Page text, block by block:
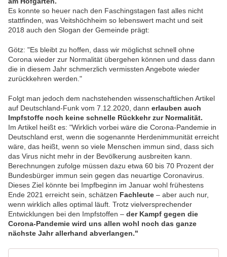
Es konnte so heuer nach den Faschingstagen fast alles nicht
stattfinden, was Veitshöchheim so lebenswert macht und seit
2018 auch den Slogan der Gemeinde prägt:
Götz: "Es bleibt zu hoffen, dass wir möglichst schnell ohne
Corona wieder zur Normalität übergehen können und dass dann
die in diesem Jahr schmerzlich vermissten Angebote wieder
zurückkehren werden."
Folgt man jedoch dem nachstehenden wissenschaftlichen Artikel
auf Deutschland-Funk vom 7.12.2020, dann erlauben auch
Impfstoffe noch keine schnelle Rückkehr zur Normalität.
Im Artikel heißt es: "Wirklich vorbei wäre die Corona-Pandemie in
Deutschland erst, wenn die sogenannte Herdenimmunität erreicht
wäre, das heißt, wenn so viele Menschen immun sind, dass sich
das Virus nicht mehr in der Bevölkerung ausbreiten kann.
Berechnungen zufolge müssen dazu etwa 60 bis 70 Prozent der
Bundesbürger immun sein gegen das neuartige Coronavirus.
Dieses Ziel könnte bei Impfbeginn im Januar wohl frühestens
Ende 2021 erreicht sein, schätzen Fachleute – aber auch nur,
wenn wirklich alles optimal läuft. Trotz vielversprechender
Entwicklungen bei den Impfstoffen – der Kampf gegen die
Corona-Pandemie wird uns allen wohl noch das ganze
nächste Jahr allerhand abverlangen."